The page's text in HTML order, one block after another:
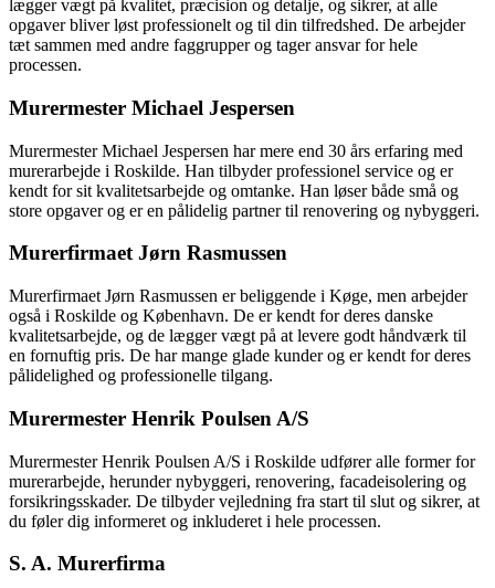
lægger vægt på kvalitet, præcision og detalje, og sikrer, at alle
opgaver bliver løst professionelt og til din tilfredshed. De arbejder
tæt sammen med andre faggrupper og tager ansvar for hele
processen.
Murermester Michael Jespersen
Murermester Michael Jespersen har mere end 30 års erfaring med
murerarbejde i Roskilde. Han tilbyder professionel service og er
kendt for sit kvalitetsarbejde og omtanke. Han løser både små og
store opgaver og er en pålidelig partner til renovering og nybyggeri.
Murerfirmaet Jørn Rasmussen
Murerfirmaet Jørn Rasmussen er beliggende i Køge, men arbejder
også i Roskilde og København. De er kendt for deres danske
kvalitetsarbejde, og de lægger vægt på at levere godt håndværk til
en fornuftig pris. De har mange glade kunder og er kendt for deres
pålidelighed og professionelle tilgang.
Murermester Henrik Poulsen A/S
Murermester Henrik Poulsen A/S i Roskilde udfører alle former for
murerarbejde, herunder nybyggeri, renovering, facadeisolering og
forsikringsskader. De tilbyder vejledning fra start til slut og sikrer, at
du føler dig informeret og inkluderet i hele processen.
S. A. Murerfirma